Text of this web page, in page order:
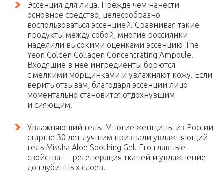
Эссенция для лица. Прежде чем нанести
основное средство, целесообразно
воспользоваться эссенцией. Сравнивая такие
продукты между собой, многие россиянки
наделили высокими оценками эссенцию The
Yeon Golden Collagen Concentrating Ampoule.
Входящие в нее ингредиенты борются
с мелкими морщинками и увлажняют кожу. Если
верить отзывам, благодаря эссенции лицо
моментально становится отдохнувшим
и сияющим.
Увлажняющий гель. Многие женщины из России
старше 30 лет лучшим признали увлажняющий
гель Missha Aloe Soothing Gel. Его главные
свойства — регенерация тканей и увлажнение
до глубинных слоев.